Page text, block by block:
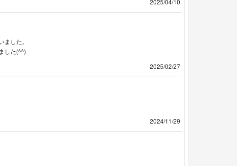
2025/04/10
した。
した(^^)
2025/02/27
2024/11/29